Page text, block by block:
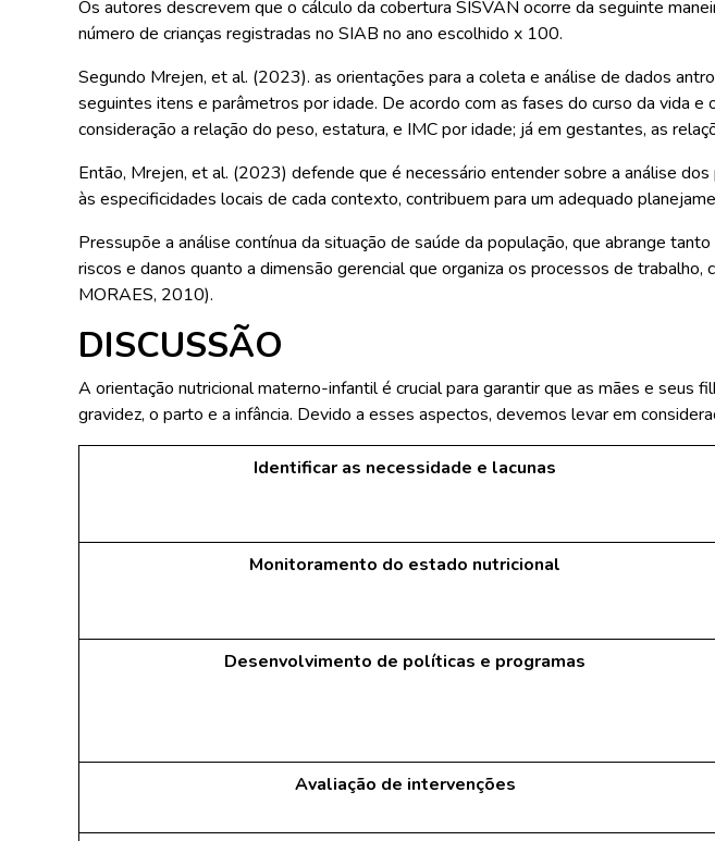
Os autores descrevem que o cálculo da cobertura SISVAN ocorre da seguinte
número de crianças registradas no SIAB no ano escolhido x 100.
Segundo Mrejen, et al. (2023). as orientações para a coleta e análise de dados
seguintes itens e parâmetros por idade. De acordo com as fases do curso da vida
consideração a relação do peso, estatura, e IMC por idade; já em gestantes, as
Então, Mrejen, et al. (2023) defende que é necessário entender sobre a análise
às especificidades locais de cada contexto, contribuem para um adequado
Pressupõe a análise contínua da situação de saúde da população, que abrange
riscos e danos quanto a dimensão gerencial que organiza os processos de
MORAES, 2010).
DISCUSSÃO
A orientação nutricional materno-infantil é crucial para garantir que as mães e
gravidez, o parto e a infância. Devido a esses aspectos, devemos levar em
Identificar as necessidade e lacunas
Monitoramento do estado nutricional
Desenvolvimento de políticas e programas
Avaliação de intervenções